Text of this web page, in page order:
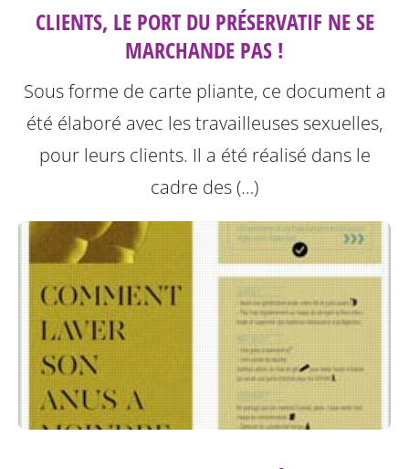
CLIENTS, LE PORT DU PRÉSERVATIF NE SE
MARCHANDE PAS !
Sous forme de carte pliante, ce document a
été élaboré avec les travailleuses sexuelles,
pour leurs clients. Il a été réalisé dans le
cadre des (…)